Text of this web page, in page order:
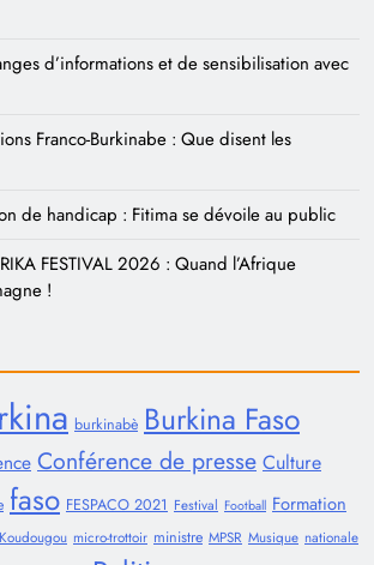
d’informations et de sensibilisation avec
Franco-Burkinabe : Que disent les
de handicap : Fitima se dévoile au public
FESTIVAL 2026 : Quand l’Afrique
!
burkinabè Burkina Faso
Conférence de presse Culture
faso FESPACO 2021 Festival Football Formation
Koudougou micro-trottoir ministre MPSR Musique nationale